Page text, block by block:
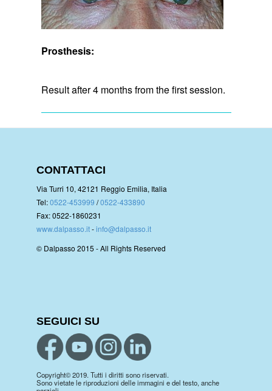
Prosthesis:
Result after 4 months from the first session.
CONTATTACI
Via Turri 10, 42121 Reggio Emilia, Italia
Tel:0522-453999 /0522-433890
Fax: 0522-1860231
www.dalpasso.it-info@dalpasso.it
© Dalpasso 2015 - All Rights Reserved
SEGUICI SU
Copyright© 2019. Tutti i diritti sono riservati.
Sono vietate le riproduzioni delle immagini e del testo, anche